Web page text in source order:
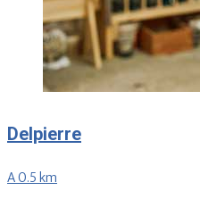
Delpierre
A 0.5 km